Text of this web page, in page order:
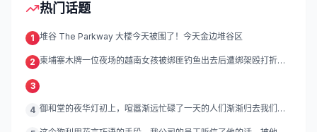
热门话题
1 堆谷 The Parkway 大楼今天被围了！今天金边堆谷区
2 柬埔寨木牌一位夜场的越南女孩被绑匪钓鱼出去后遭绑架殴打折
3
4 御和堂的夜华灯初上，喧嚣渐远忙碌了一天的人们渐渐归去我们的